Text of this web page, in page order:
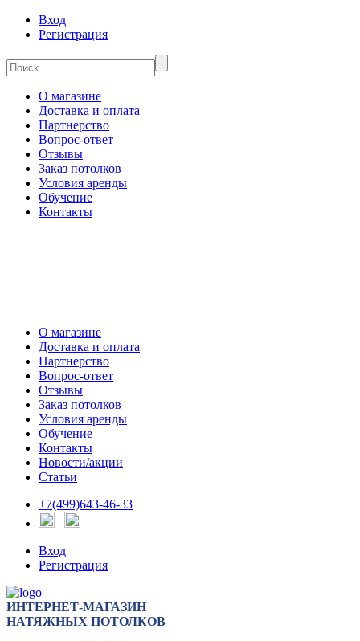
Вход
Регистрация
О магазине
Доставка и оплата
Партнерство
Вопрос-ответ
Отзывы
Заказ потолков
Условия аренды
Обучение
Контакты
О магазине
Доставка и оплата
Партнерство
Вопрос-ответ
Отзывы
Заказ потолков
Условия аренды
Обучение
Контакты
Новости/акции
Статьи
+7(499)643-46-33
Вход
Регистрация
ИНТЕРНЕТ-МАГАЗИН
НАТЯЖНЫХ ПОТОЛКОВ